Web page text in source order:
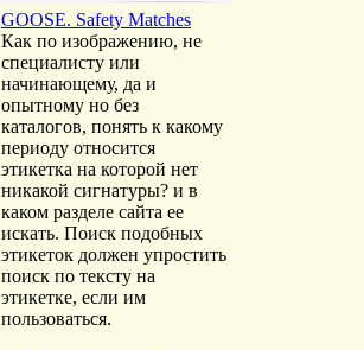
GOOSE. Safety Matches
Как по изображению, не
специалисту или
начинающему, да и
опытному но без
каталогов, понять к какому
периоду относится
этикетка на которой нет
никакой сигнатуры? и в
каком разделе сайта ее
искать. Поиск подобных
этикеток должен упростить
поиск по тексту на
этикетке, если им
пользоваться.